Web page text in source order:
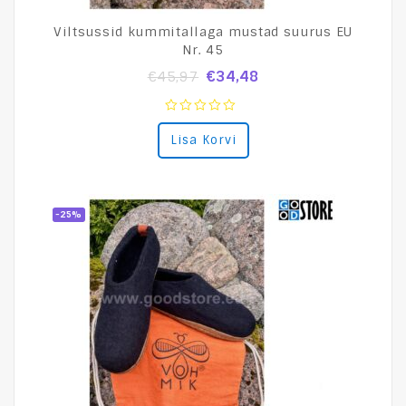
Viltsussid kummitallaga mustad suurus EU
Nr. 45
€45,97 €34,48
0
out
of
Lisa Korvi
-25%